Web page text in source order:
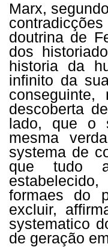
Marx,
doutrina de
dos
historia da
infinito da
descoberta
lado, que o
mesma
systema de
que tudo
formaes do
excluir,
systematico
de geração